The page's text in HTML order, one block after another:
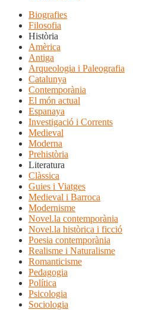
Biografies
Filosofia
Història
Amèrica
Antiga
Arqueologia i Paleografia
Catalunya
Contemporània
El món actual
Espanaya
Investigació i Corrents
Medieval
Moderna
Prehistòria
Literatura
Clàssica
Guies i Viatges
Medieval i Barroca
Modernisme
Novel.la contemporània
Novel.la històrica i ficció
Poesia contemporània
Realisme i Naturalisme
Romanticisme
Pedagogia
Política
Psicologia
Sociologia